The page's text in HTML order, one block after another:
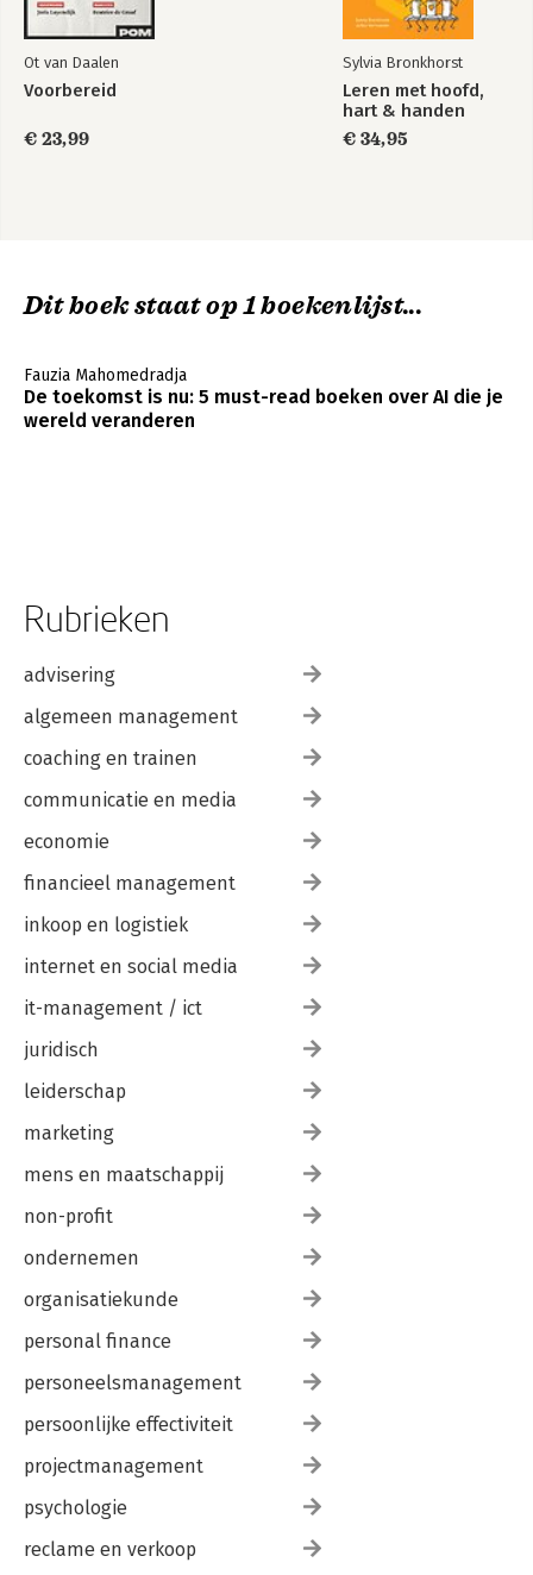
“AI-oma” om oplichters tijd te verspillen 195
AI voor milieu en mobiliteit 200
Visuele beperking 201
Oude teksten herstellen 204
Generatieve AI 229
Large language models 229
Ot van Daalen
Voorbereid
€ 23,99
Sylvia Bronkhorst
Leren met hoofd,
hart & handen
€ 34,95
Dit boek staat op 1 boekenlijst...
Fauzia Mahomedradja
De toekomst is nu: 5 must-read boeken over AI die je
wereld veranderen
Rubrieken
advisering
algemeen management
coaching en trainen
communicatie en media
economie
financieel management
inkoop en logistiek
internet en social media
it-management / ict
juridisch
leiderschap
marketing
mens en maatschappij
non-profit
ondernemen
organisatiekunde
personal finance
personeelsmanagement
persoonlijke effectiviteit
projectmanagement
psychologie
reclame en verkoop